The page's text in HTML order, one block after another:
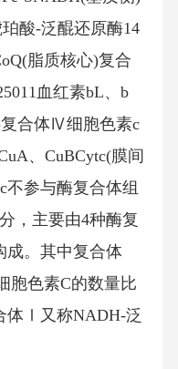
酸-泛醌还原酶14
脂质核心)复合
血红素bL、b
复合体Ⅳ细胞色素c
、CuBCytc(膜间
不参与酶复合体组
，主要由4种酶复
成。其中复合体
色素C的数量比
体Ⅰ又称NADH-泛